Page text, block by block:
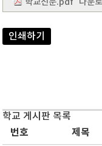
학교신문.pdf 다운
인쇄하기
학교 게시판 목록
번호 제목